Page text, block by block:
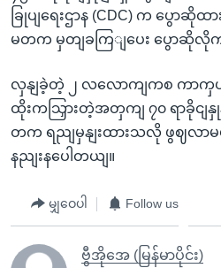
ခြုပျရေးဌာန (CDC) က ပွောဆို
မတက မှတျခကြျပေး ပွောဆိုလိုက
လှနျခဲ့တဲ့ ၂ လလောကျကစ ကာကှ
ထိုးကသြှားတဲ့အတှကျ ၇၀ ရာခိုငျနှု
တက ရညျမှနျးထားသလို ဖွဈလ
နညျးနပေါတယျ။
မျှဝေပါ Follow us
ဗွီအိုအေ (မြန်မာပိုင်း)